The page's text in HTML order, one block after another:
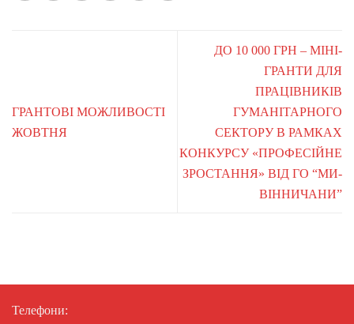
ГРАНТОВІ МОЖЛИВОСТІ
ЖОВТНЯ
ДО 10 000 ГРН – МІНІ-
ГРАНТИ ДЛЯ
ПРАЦІВНИКІВ
ГУМАНІТАРНОГО
СЕКТОРУ В РАМКАХ
КОНКУРСУ «ПРОФЕСІЙНЕ
ЗРОСТАННЯ» ВІД ГО “МИ-
ВІННИЧАНИ”
Телефони: